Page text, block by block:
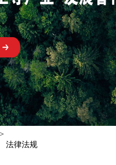
> 法律法规